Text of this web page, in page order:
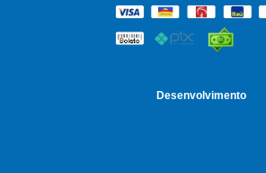
Desenvolvimento